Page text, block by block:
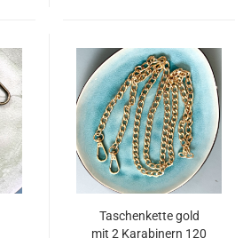
Taschenkette gold
mit 2 Karabinern 120